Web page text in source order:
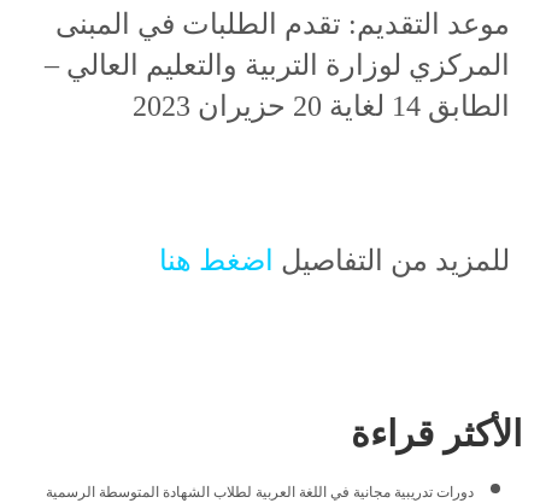
موعد التقديم: تقدم الطلبات في المبنى
المركزي لوزارة التربية والتعليم العالي –
الطابق 14 لغاية 20 حزيران 2023
للمزيد من التفاصيل اضغط هنا
الأكثر قراءة
دورات تدريبية مجانية في اللغة العربية لطلاب الشهادة المتوسطة الرسمية